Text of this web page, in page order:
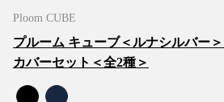
Ploom CUBE
プルーム キューブ＜ルナシルバー
カバーセット＜全2種＞